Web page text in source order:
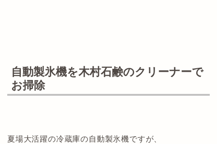
自動製氷機を木村石鹸のクリーナーで
お掃除
夏場大活躍の冷蔵庫の自動製氷機ですが、